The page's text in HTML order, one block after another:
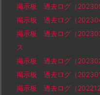
掲示板 過去ログ（
掲示板 過去ログ（
掲示板 過去ログ（
ス
掲示板 過去ログ（
掲示板 過去ログ（
掲示板 過去ログ（